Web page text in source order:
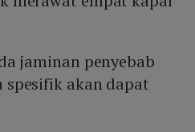
jaminan penyebab
spesifik akan dapat